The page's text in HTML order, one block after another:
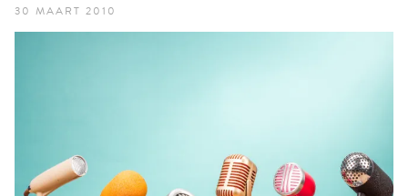
30 MAART 2010